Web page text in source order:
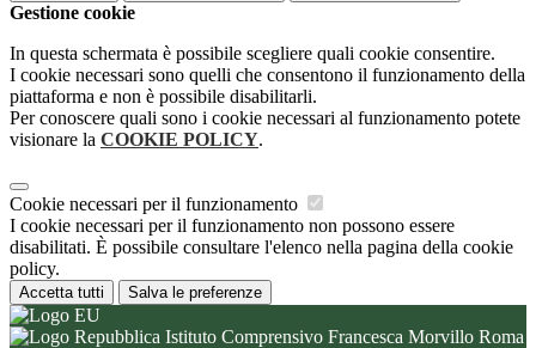
Gestione cookie
In questa schermata è possibile scegliere quali cookie consentire.
I cookie necessari sono quelli che consentono il funzionamento della
piattaforma e non è possibile disabilitarli.
Per conoscere quali sono i cookie necessari al funzionamento potete
visionare la COOKIE POLICY.
Cookie necessari per il funzionamento
I cookie necessari per il funzionamento non possono essere
disabilitati. È possibile consultare l'elenco nella pagina della cookie
policy.
Accetta tutti Salva le preferenze
Istituto Comprensivo Francesca Morvillo Roma